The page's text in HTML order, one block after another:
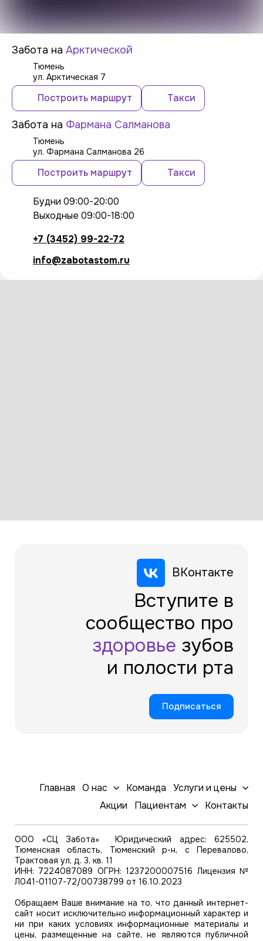
Забота на Арктической
Тюмень
ул. Арктическая 7
Построить маршрут Такси
Забота на Фармана Салманова
Тюмень
ул. Фармана Салманова 26
Построить маршрут Такси
Будни 09:00-20:00
Выходные 09:00-18:00
+7 (3452) 99-22-72
info@zabotastom.ru
ВКонтакте
Вступите в
сообщество про
здоровье зубов
и полости рта
Подписаться
Главная О нас Команда
Услуги и цены
Акции
Пациентам Контакты
ООО «СЦ Забота» Юридический адрес: 625502,
Тюменская область, Тюменский р-н, с Перевалово,
Трактовая ул, д. 3, кв. 11
ИНН: 7224087089 ОГРН: 1237200007516 Лицензия №
Л041-01107-72/00738799 от 16.10.2023
Обращаем Ваше внимание на то, что данный интернет-
сайт носит исключительно информационный характер и
ни при каких условиях информационные материалы и
цены, размещенные на сайте, не являются публичной